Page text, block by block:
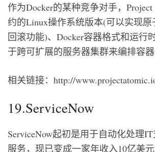
作为Docker的某种竞争对手，
约的Linux操作系统版本(可以实现
回滚功能)、Docker容器格式和运行
于跨可扩展的服务器集群来编排容器
相关链接：http://
19.ServiceNow
ServiceNow起初是用于自动化处理
服务，现已变成一家年收入10亿美